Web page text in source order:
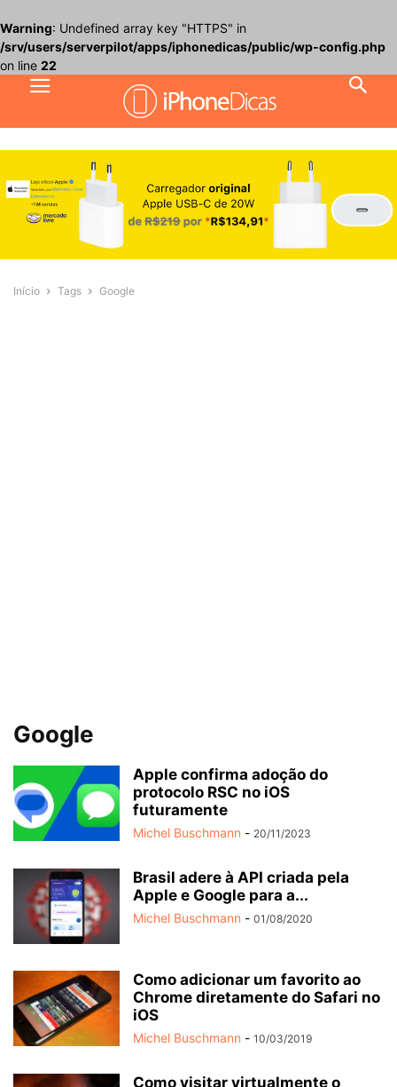
Warning: Undefined array key "HTTPS" in
/srv/users/serverpilot/apps/iphonedicas/public/wp-config.php
on line 22
Início Tags Google
Google
Apple confirma adoção do
protocolo RSC no iOS
futuramente
Michel Buschmann - 20/11/2023
Brasil adere à API criada pela
Apple e Google para a...
Michel Buschmann - 01/08/2020
Como adicionar um favorito ao
Chrome diretamente do Safari no
iOS
Michel Buschmann - 10/03/2019
Como visitar virtualmente o